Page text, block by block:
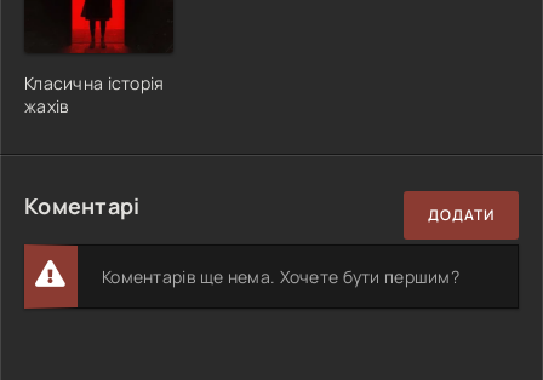
Класична історія
жахів
Коментарі ДОДАТИ
Коментарів ще нема. Хочете бути першим?